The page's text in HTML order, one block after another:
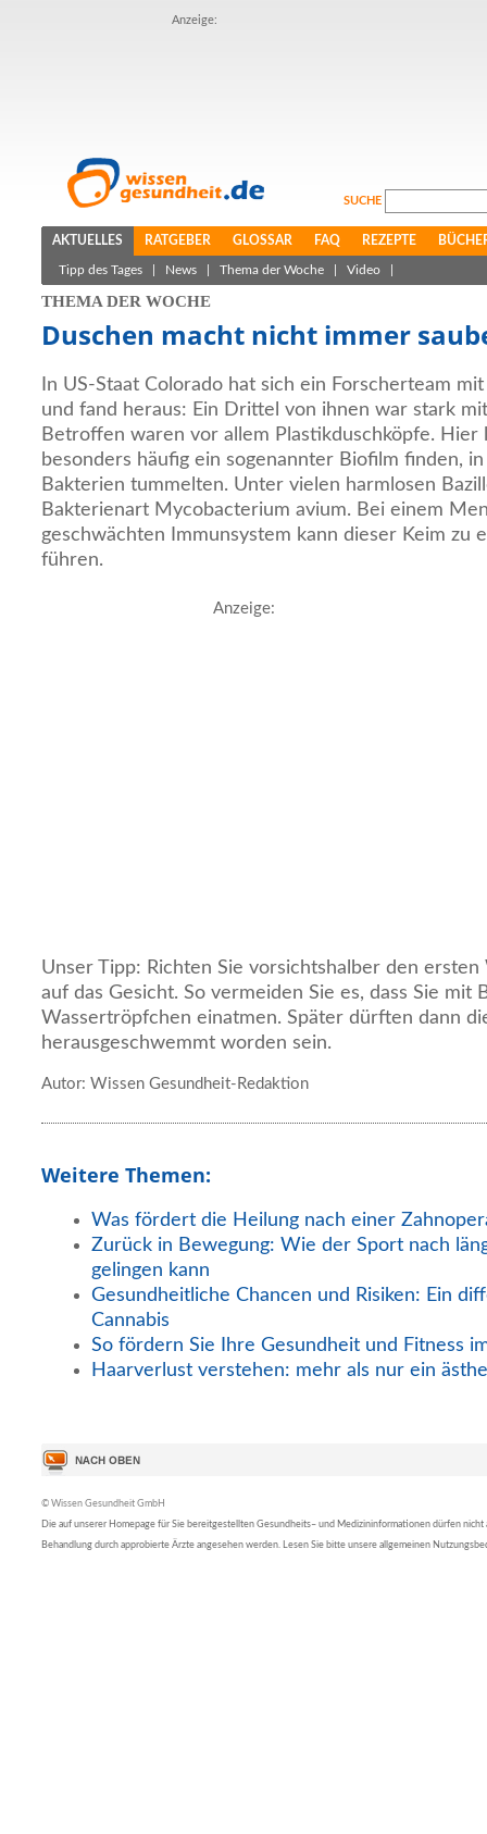
Anzeige:
SUCHE
AKTUELLES RATGEBER GLOSSAR FAQ REZEPTE
Tipp des Tages News Thema der Woche Video
THEMA DER WOCHE
Duschen macht nicht immer
In US-Staat Colorado hat sich ein Forscherteam
und fand heraus: Ein Drittel von ihnen war stark
Betroffen waren vor allem Plastikduschköpfe. Hier
besonders häufig ein sogenannter Biofilm finden,
Bakterien tummelten. Unter vielen harmlosen
Bakterienart Mycobacterium avium. Bei einem
geschwächten Immunsystem kann dieser Keim zu
führen.
Anzeige:
Unser Tipp: Richten Sie vorsichtshalber den
auf das Gesicht. So vermeiden Sie es, dass Sie mit
Wassertröpfchen einatmen. Später dürften dann
herausgeschwemmt worden sein.
Autor: Wissen Gesundheit-Redaktion
Weitere Themen:
Was fördert die Heilung nach einer
Zurück in Bewegung: Wie der Sport nach
gelingen kann
Gesundheitliche Chancen und Risiken: Ein
Cannabis
So fördern Sie Ihre Gesundheit und Fitness
Haarverlust verstehen: mehr als nur ein
© Wissen Gesundheit GmbH
Die auf unserer Homepage für Sie bereitgestellten Gesundheits– und Medizininformationen dürfen nicht
Behandlung durch approbierte Ärzte angesehen werden. Lesen Sie bitte unsere allgemeinen